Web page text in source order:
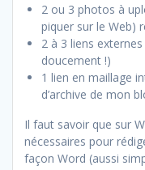
2 ou 3 photos à
piquer sur le Web)
2 à 3 liens
doucement !)
1 lien en maillage
d’archive de mon
Il faut savoir que sur
nécessaires pour
façon Word (aussi